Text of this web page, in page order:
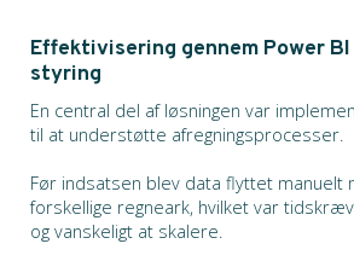
Effektivisering gennem Power
styring
En central del af løsningen var
til at understøtte afregningsprocesser.
Før indsatsen blev data flyttet manuelt
forskellige regneark, hvilket var
og vanskeligt at skalere.